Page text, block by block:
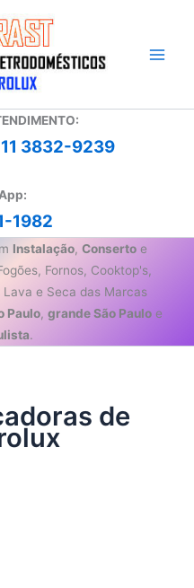
11 3832-9239
1982
Instalação, Consertoe
Fornos, Cooktop's,
e Seca das Marcas
Paulo, grande São Pauloe
.
de